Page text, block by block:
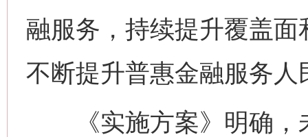
融服务，持续提升覆盖
不断提升普惠金融服务
《实施方案》明确，